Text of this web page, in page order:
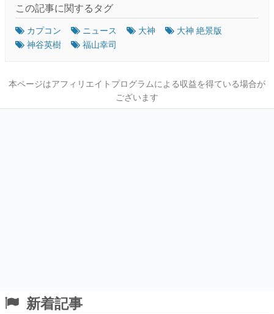
この記事に関するタグ
カプコン ニュース 大神
大神 絶景版
神谷英樹
福山幸司
本ページはアフィリエイトプログラムによる収益を得ている場合が
ございます
新着記事